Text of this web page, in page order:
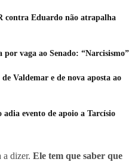
contra Eduardo não atrapalha
por vaga ao Senado: “Narcisismo”
Valdemar e de nova aposta ao
evento de apoio a Tarcísio
a dizer. Ele tem que saber que